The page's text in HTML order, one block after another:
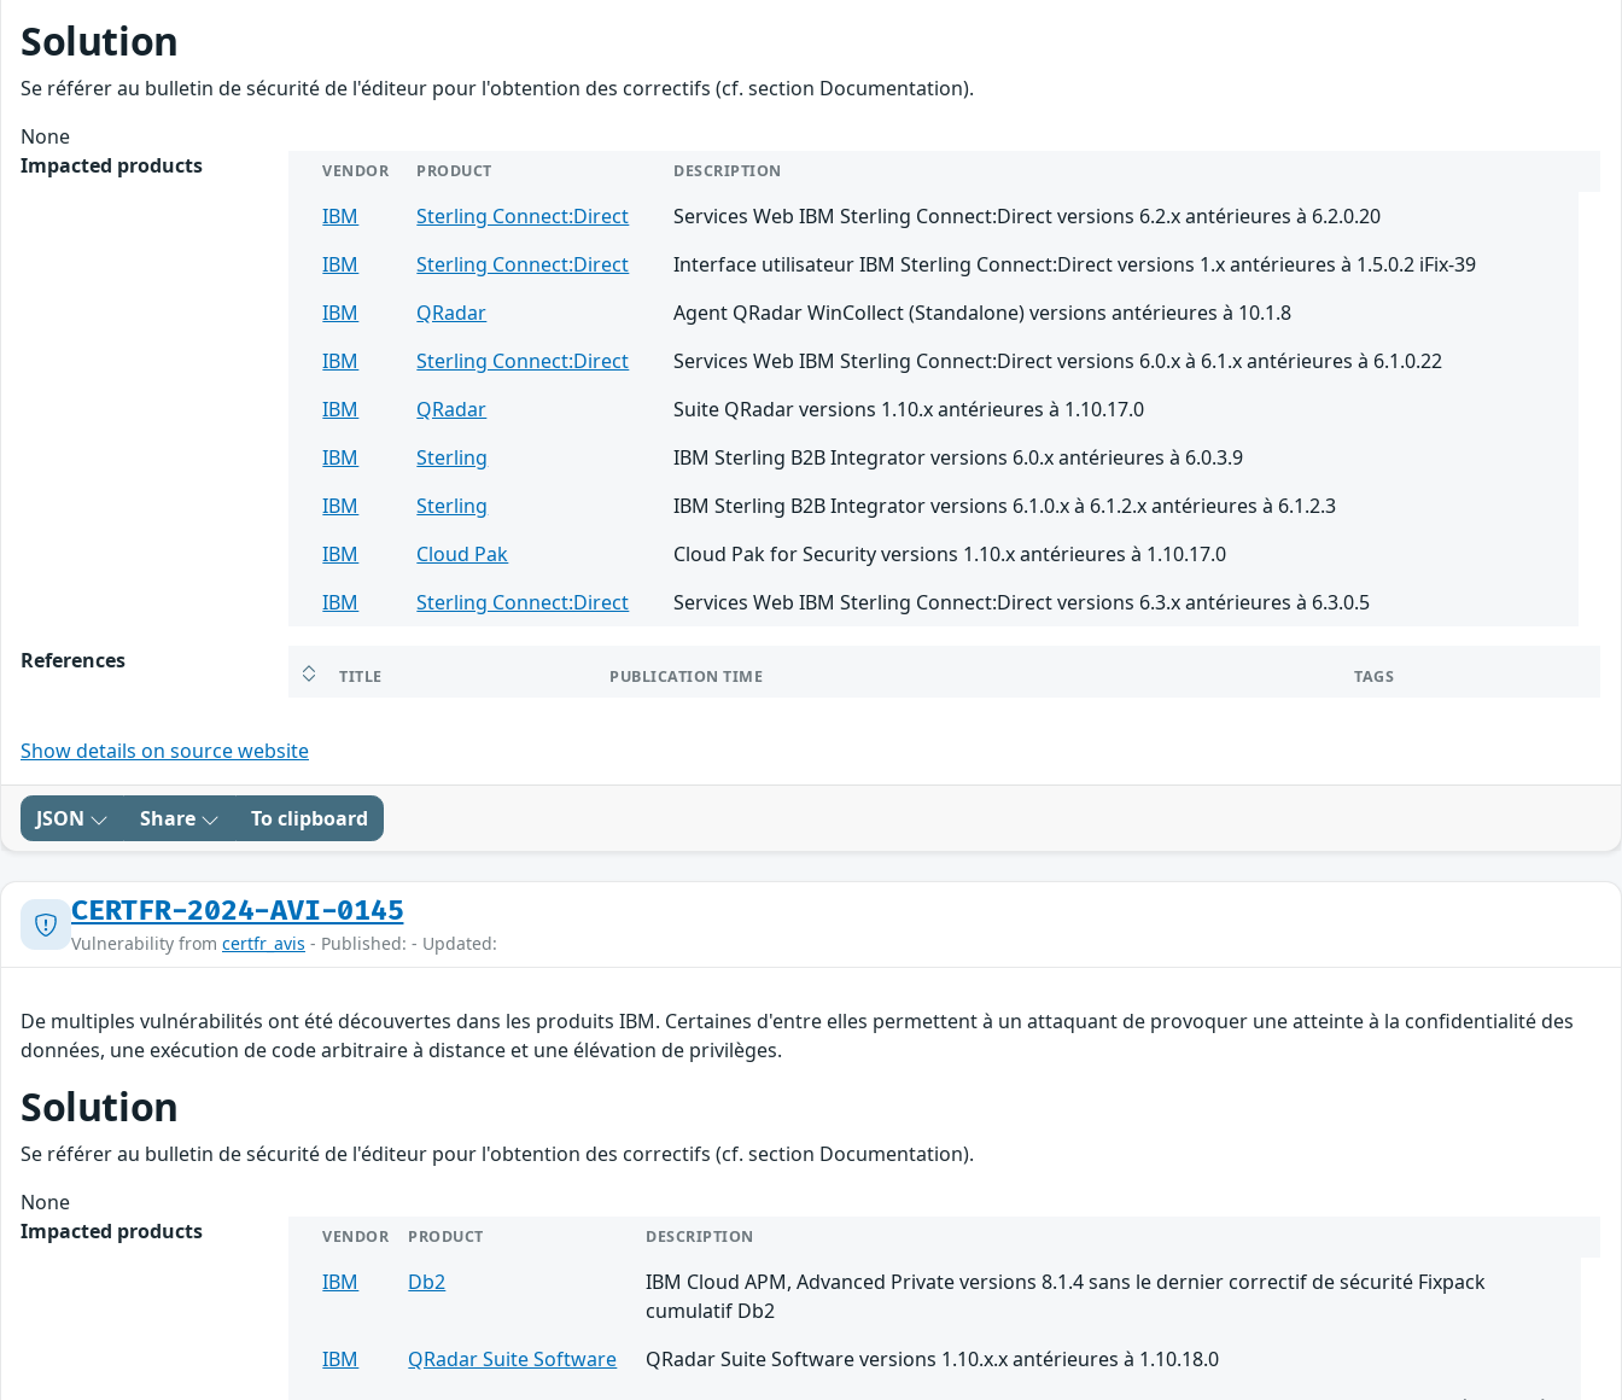
Solution
Se référer au bulletin de sécurité de l'éditeur pour l'obtention des correctifs (cf. section Documentation).
None
Impacted products
VENDOR PRODUCT DESCRIPTION
IBM Sterling Connect:Direct
Services Web IBM Sterling Connect:Direct versions 6.2.x antérieures à 6.2.0.20
IBM
Sterling Connect:Direct
Interface utilisateur IBM Sterling Connect:Direct versions 1.x antérieures à 1.5.0.2 iFix-39
IBM
QRadar
Agent QRadar WinCollect (Standalone) versions antérieures à 10.1.8
IBM
Sterling Connect:Direct
Services Web IBM Sterling Connect:Direct versions 6.0.x à 6.1.x antérieures à 6.1.0.22
IBM
QRadar
Suite QRadar versions 1.10.x antérieures à 1.10.17.0
IBM
Sterling
IBM Sterling B2B Integrator versions 6.0.x antérieures à 6.0.3.9
IBM
Sterling
IBM Sterling B2B Integrator versions 6.1.0.x à 6.1.2.x antérieures à 6.1.2.3
IBM
Cloud Pak
Cloud Pak for Security versions 1.10.x antérieures à 1.10.17.0
IBM
Sterling Connect:Direct Services Web IBM Sterling Connect:Direct versions 6.3.x antérieures à 6.3.0.5
References
TITLE PUBLICATION TIME TAGS
Show details on source website
JSON Share To clipboard
CERTFR-2024-AVI-0145
Vulnerability from certfr_avis - Published: - Updated:
De multiples vulnérabilités ont été découvertes dans les produits IBM. Certaines d'entre elles permettent à un attaquant de provoquer une atteinte à la confidentialité des
données, une exécution de code arbitraire à distance et une élévation de privilèges.
Solution
Se référer au bulletin de sécurité de l'éditeur pour l'obtention des correctifs (cf. section Documentation).
None
Impacted products
VENDOR PRODUCT DESCRIPTION
IBM Db2
IBM Cloud APM, Advanced Private versions 8.1.4 sans le dernier correctif de sécurité Fixpack
cumulatif Db2
IBM
QRadar Suite Software
QRadar Suite Software versions 1.10.x.x antérieures à 1.10.18.0